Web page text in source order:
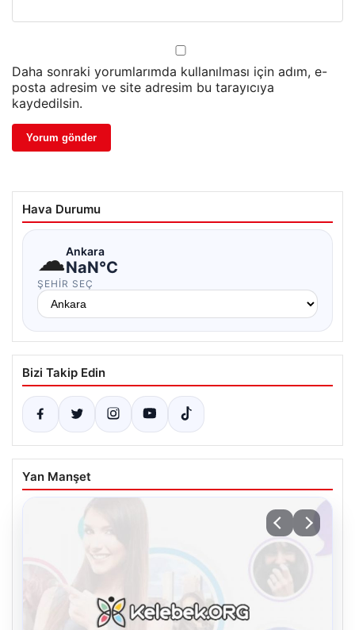
Daha sonraki yorumlarımda kullanılması için adım, e-
posta adresim ve site adresim bu tarayıcıya
kaydedilsin.
Hava Durumu
☁Ankara
NaN°C
ŞEHIR SEÇ
Bizi Takip Edin
Yan Manşet